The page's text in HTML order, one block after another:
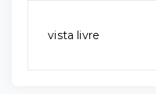
vista livre